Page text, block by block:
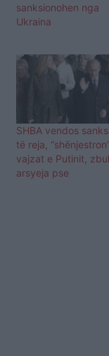
sanksionohen nga
Ukraina
SHBA vendos
të reja,
vajzat e Putinit,
arsyeja pse